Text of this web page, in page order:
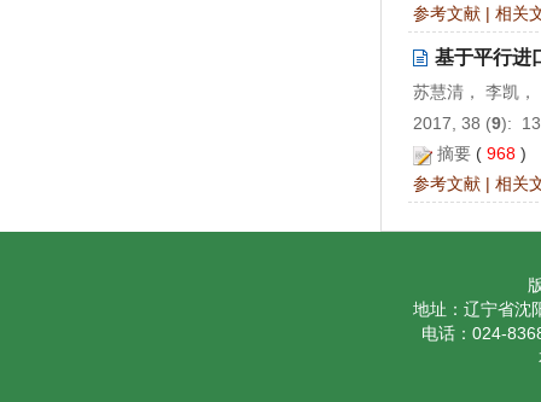
参考文献 | 相关
基于平行进
苏慧清， 李凯，
2017, 38 (9):
摘要 ( 968 )
参考文献 | 相关
地址：辽宁省沈
电话：024-